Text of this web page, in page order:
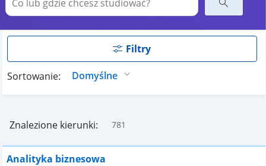
Filtry
Sortowanie:
Znalezione kierunki: 781
Analityka biznesowa